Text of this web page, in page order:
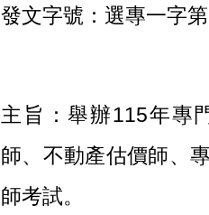
發文字號：選專一字
主旨：舉辦115年專
師、不動產估價師、
師考試。